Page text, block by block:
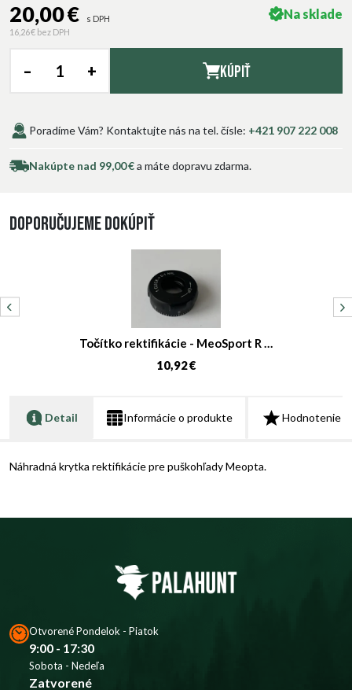
20,00 €
s DPH
16,26 € bez DPH
Na sklade
– + Kúpiť
Poradíme Vám? Kontaktujte nás na tel. čísle: +421 907 222 008
Nakúpte nad 99,00 €a máte dopravu zdarma.
Doporučujeme dokúpiť
Točítko rektifikácie - MeoSport R …
10,92 €
Detail Informácie o produkte Hodnotenie
Náhradná krytka rektifikácie pre puškohľady Meopta.
Otvorené Pondelok - Piatok
9:00 - 17:30
Sobota - Nedeľa
Zatvorené